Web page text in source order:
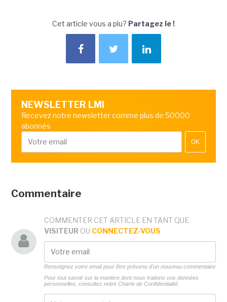
Cet article vous a plu? Partagez le !
NEWSLETTER LMI
Recevez notre newsletter comme plus de 50000
abonnés
OK
Commentaire
COMMENTER CET ARTICLE EN TANT QUE
VISITEUR OU CONNECTEZ-VOUS
Renseignez votre email pour être prévenu d'un nouveau commentaire
Pour tout savoir sur la manière dont nous traitons vos données
personnelles, consultez notre Charte de Confidentialité.